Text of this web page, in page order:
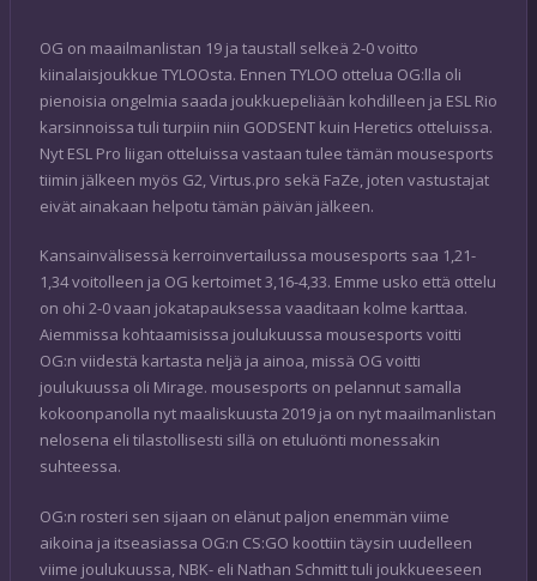
OG on maailmanlistan 19 ja taustall selkeä 2-0 voitto
kiinalaisjoukkue TYLOOsta. Ennen TYLOO ottelua OG:lla oli
pienoisia ongelmia saada joukkuepeliään kohdilleen ja ESL Rio
karsinnoissa tuli turpiin niin GODSENT kuin Heretics otteluissa.
Nyt ESL Pro liigan otteluissa vastaan tulee tämän mousesports
tiimin jälkeen myös G2, Virtus.pro sekä FaZe, joten vastustajat
eivät ainakaan helpotu tämän päivän jälkeen.
Kansainvälisessä kerroinvertailussa mousesports saa 1,21-
1,34 voitolleen ja OG kertoimet 3,16-4,33. Emme usko että ottelu
on ohi 2-0 vaan jokatapauksessa vaaditaan kolme karttaa.
Aiemmissa kohtaamisissa joulukuussa mousesports voitti
OG:n viidestä kartasta neljä ja ainoa, missä OG voitti
joulukuussa oli Mirage. mousesports on pelannut samalla
kokoonpanolla nyt maaliskuusta 2019 ja on nyt maailmanlistan
nelosena eli tilastollisesti sillä on etuluönti monessakin
suhteessa.
OG:n rosteri sen sijaan on elänut paljon enemmän viime
aikoina ja itseasiassa OG:n CS:GO koottiin täysin uudelleen
viime joulukuussa, NBK- eli Nathan Schmitt tuli joukkueeseen